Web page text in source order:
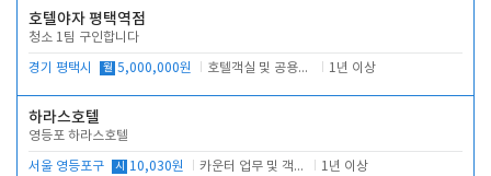
호텔야자 평택역점
청소 1팀 구인합니다
경기 평택시 월 5,000,000원 호텔객실 및 공용시설 청소 관리 1년 이상
하라스호텔
영등포 하라스호텔
서울 영등포구 시 10,030원 카운터 업무 및 객실관리(청소상태 확인, 객실판매) 1년 이상